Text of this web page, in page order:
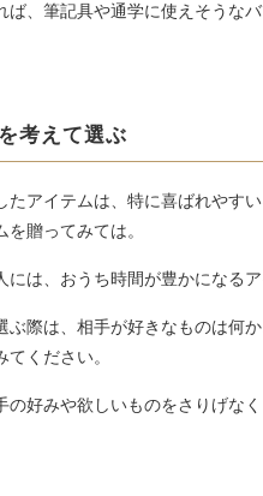
ば、筆記具や通学に使えそうな
考えて選ぶ
たアイテムは、特に喜ばれやす
贈ってみては。
は、おうち時間が豊かになるア
ぶ際は、相手が好きなものは何
ください。
の好みや欲しいものをさりげな